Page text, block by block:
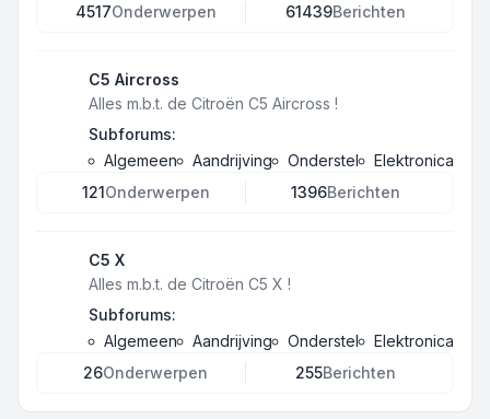
4517Onderwerpen 61439Berichten
C5 Aircross
Alles m.b.t. de Citroën C5 Aircross !
Subforums:
Algemeen
Aandrijving Onderstel
Elektronica
121Onderwerpen 1396Berichten
C5 X
Alles m.b.t. de Citroën C5 X !
Subforums:
Algemeen
Aandrijving Onderstel
Elektronica
26Onderwerpen 255Berichten